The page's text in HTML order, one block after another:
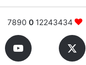
12243434
0